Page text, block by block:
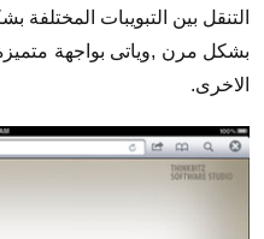
التنقل بين التبويبات
بشكل مرن ,وياتى بواجهة
الاخرى.